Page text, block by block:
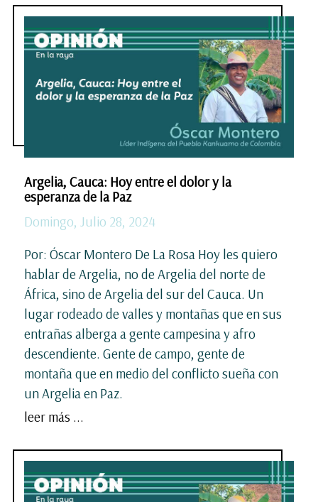
Argelia, Cauca: Hoy entre el dolor y la
esperanza de la Paz
Domingo, Julio 28, 2024
Por: Óscar Montero De La Rosa Hoy les quiero
hablar de Argelia, no de Argelia del norte de
África, sino de Argelia del sur del Cauca. Un
lugar rodeado de valles y montañas que en sus
entrañas alberga a gente campesina y afro
descendiente. Gente de campo, gente de
montaña que en medio del conflicto sueña con
un Argelia en Paz.
leer más ...